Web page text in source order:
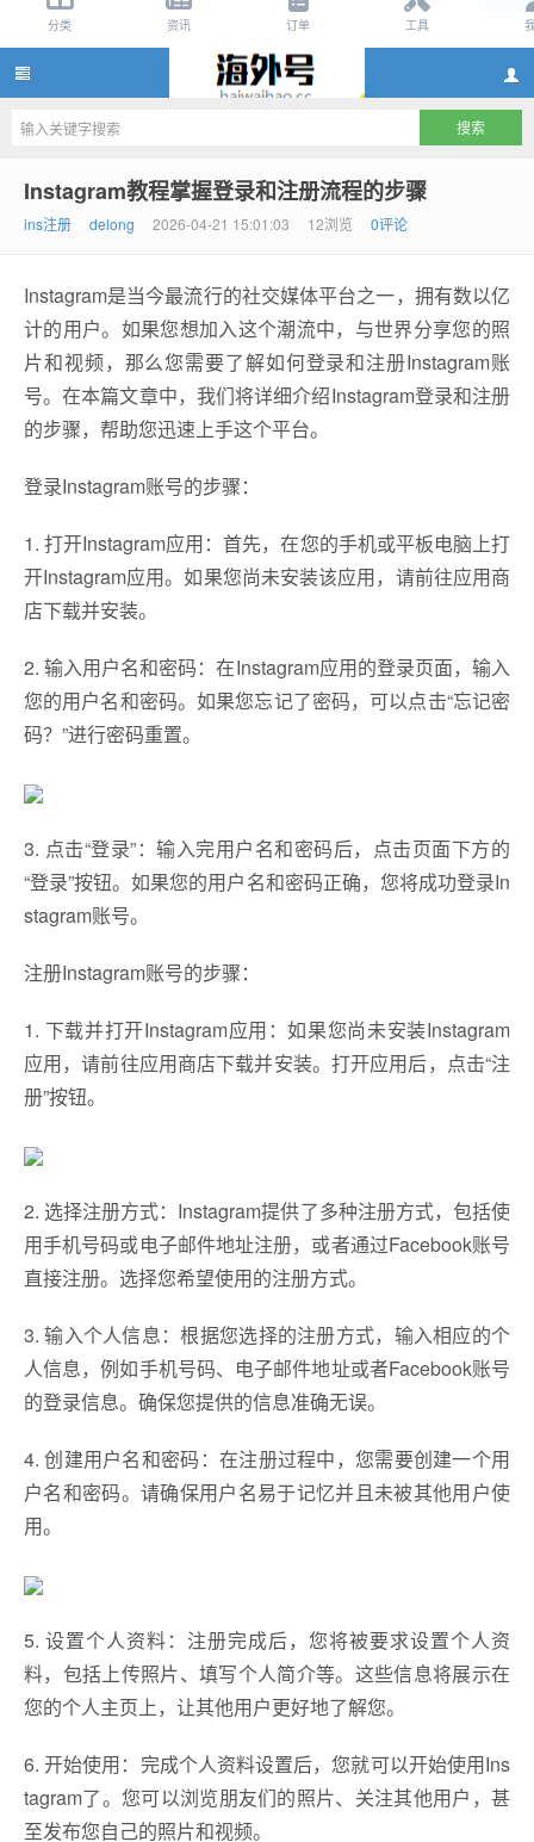
instagram账号购买2元,instagram账号批发2
元,instagram小号批发渠道,ins账号批发网站
Instagram教程掌握登录和注册流程的步骤
ins注册 delong 2026-04-21 15:01:03 12浏览 0评论
Instagram是当今最流行的社交媒体平台之一，拥有数以亿
计的用户。如果您想加入这个潮流中，与世界分享您的照
片和视频，那么您需要了解如何登录和注册Instagram账
号。在本篇文章中，我们将详细介绍Instagram登录和注册
的步骤，帮助您迅速上手这个平台。
登录Instagram账号的步骤：
1. 打开Instagram应用：首先，在您的手机或平板电脑上打
开Instagram应用。如果您尚未安装该应用，请前往应用商
店下载并安装。
2. 输入用户名和密码：在Instagram应用的登录页面，输入
您的用户名和密码。如果您忘记了密码，可以点击“忘记密
码？”进行密码重置。
3. 点击“登录”：输入完用户名和密码后，点击页面下方的
“登录”按钮。如果您的用户名和密码正确，您将成功登录In
stagram账号。
注册Instagram账号的步骤：
1. 下载并打开Instagram应用：如果您尚未安装Instagram
应用，请前往应用商店下载并安装。打开应用后，点击“注
册”按钮。
2. 选择注册方式：Instagram提供了多种注册方式，包括使
用手机号码或电子邮件地址注册，或者通过Facebook账号
直接注册。选择您希望使用的注册方式。
3. 输入个人信息：根据您选择的注册方式，输入相应的个
人信息，例如手机号码、电子邮件地址或者Facebook账号
的登录信息。确保您提供的信息准确无误。
4. 创建用户名和密码：在注册过程中，您需要创建一个用
户名和密码。请确保用户名易于记忆并且未被其他用户使
用。
5. 设置个人资料：注册完成后，您将被要求设置个人资
料，包括上传照片、填写个人简介等。这些信息将展示在
您的个人主页上，让其他用户更好地了解您。
6. 开始使用：完成个人资料设置后，您就可以开始使用Ins
tagram了。您可以浏览朋友们的照片、关注其他用户，甚
至发布您自己的照片和视频。